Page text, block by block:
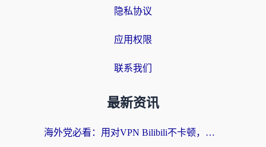
隐私协议
应用权限
联系我们
最新资讯
海外党必看：用对VPN Bilibili不卡顿，英国玩国内游戏也丝滑——2026回国加速器选择指南